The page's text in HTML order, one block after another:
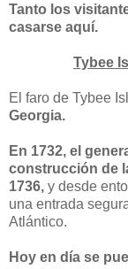
Tanto los
casarse aquí.
Tybee
El faro de Tybee
Georgia.
En 1732, el
construcción de
1736, y desde
una entrada
Atlántico.
Hoy en día se